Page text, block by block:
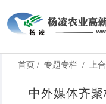
首页 / 专题专栏 / 上
中外媒体齐